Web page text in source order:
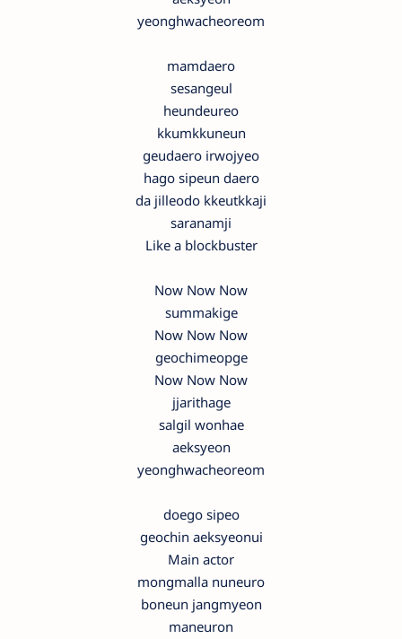
yeonghwacheoreom
mamdaero
sesangeul
heundeureo
kkumkkuneun
geudaero irwojyeo
hago sipeun daero
da jilleodo kkeutkkaji
saranamji
Like a blockbuster
Now Now Now
summakige
Now Now Now
geochimeopge
Now Now Now
jjarithage
salgil wonhae
aeksyeon
yeonghwacheoreom
doego sipeo
geochin aeksyeonui
Main actor
mongmalla nuneuro
boneun jangmyeon
maneuron